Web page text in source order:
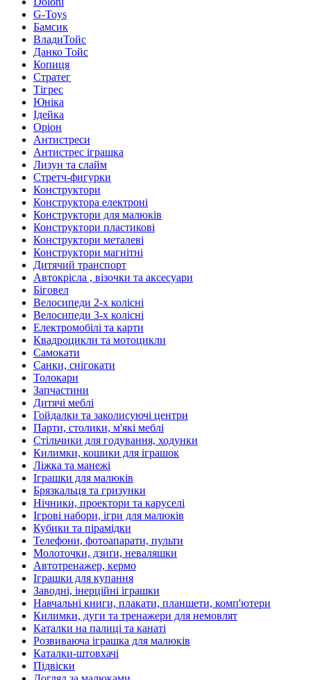
G-Toys
Бамсик
ВладиТойс
Данко Тойс
Копиця
Стратег
Тігрес
Юніка
Ідейка
Оріон
Антистреси
Антистрес іграшка
Лизун та слайм
Стретч-фигурки
Конструктори
Конструктора електроні
Конструктори для малюків
Конструктори пластикові
Конструктори металеві
Конструктори магнітні
Дитячий транспорт
Автокрісла , візочки та аксесуари
Біговел
Велосипеди 2-х колісні
Велосипеди 3-х колісні
Електромобілі та карти
Квадроцикли та мотоцикли
Самокати
Санки, снігокати
Толокари
Запчастини
Дитячі меблі
Гойдалки та заколисуючі центри
Парти, столики, м'які меблі
Стільчики для годування, ходунки
Килимки, кошики для іграшок
Ліжка та манежі
Іграшки для малюків
Брязкальця та гризунки
Нічники, проектори та каруселі
Ігрові набори, ігри для малюків
Кубики та пірамідки
Телефони, фотоапарати, пульти
Молоточки, дзиґи, неваляшки
Автотренажер, кермо
Іграшки для купання
Заводні, інерційні іграшки
Навчальні книги, плакати, планшети, комп'ютери
Килимки, дуги та тренажери для немовлят
Каталки на палиці та канаті
Розвиваюча іграшка для малюків
Каталки-штовхачі
Підвіски